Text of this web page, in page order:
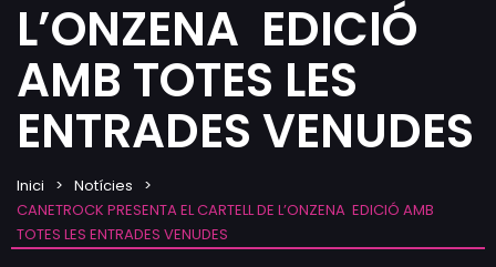
L’ONZENA EDICIÓ
AMB TOTES LES
ENTRADES VENUDES
Inici
Notícies
CANETROCK PRESENTA EL CARTELL DE L’ONZENA EDICIÓ AMB
TOTES LES ENTRADES VENUDES